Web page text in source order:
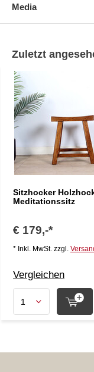
Media
Zuletzt
Sitzhocker
Meditationssitz
€ 179,-*
* Inkl. MwSt. zzgl.
Vergleichen